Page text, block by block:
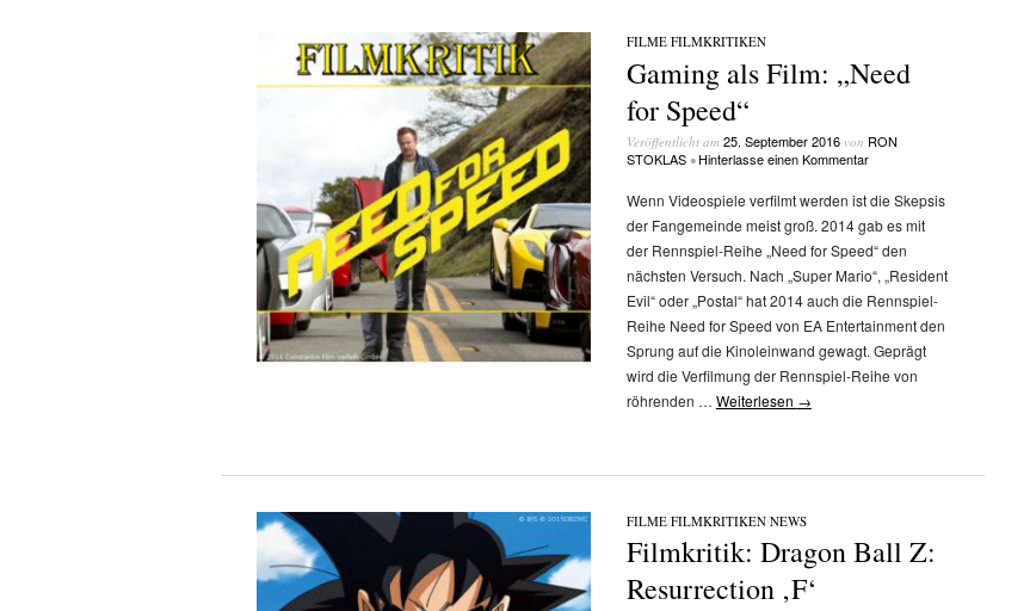
FILME/FILMKRITIKEN
Gaming als Film: „Need
for Speed“
Veröffentlicht am 25. September 2016von RON
STOKLAS • Hinterlasse einen Kommentar
Wenn Videospiele verfilmt werden ist die Skepsis
der Fangemeinde meist groß. 2014 gab es mit
der Rennspiel-Reihe „Need for Speed“ den
nächsten Versuch. Nach „Super Mario“, „Resident
Evil“ oder „Postal“ hat 2014 auch die Rennspiel-
Reihe Need for Speed von EA Entertainment den
Sprung auf die Kinoleinwand gewagt. Geprägt
wird die Verfilmung der Rennspiel-Reihe von
röhrenden … Weiterlesen →
FILME/FILMKRITIKEN/NEWS
Filmkritik: Dragon Ball Z:
Resurrection ‚F‘